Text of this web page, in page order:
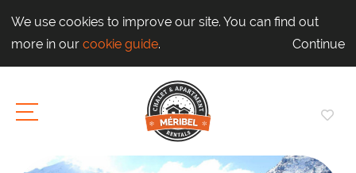
We use cookies to improve our site. You can find out
more in our cookie guide. Continue